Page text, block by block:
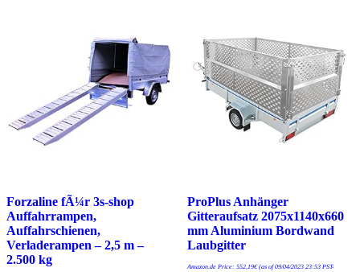
Forzaline fÃ¼r 3s-shop
Auffahrrampen,
Auffahrschienen,
Verladerampen – 2,5 m –
2.500 kg
ProPlus Anhänger
Gitteraufsatz 2075x1140x660
mm Aluminium Bordwand
Laubgitter
Amazon.de Price: 552,19€(as of 09/04/2023 23:53 PST-